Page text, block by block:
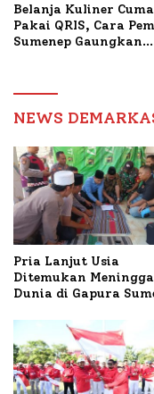
Belanja Kuliner Cuma
Pakai QRIS, Cara
Sumenep Gaungkan
NEWS
Pria Lanjut Usia
Ditemukan
Dunia di Gapura